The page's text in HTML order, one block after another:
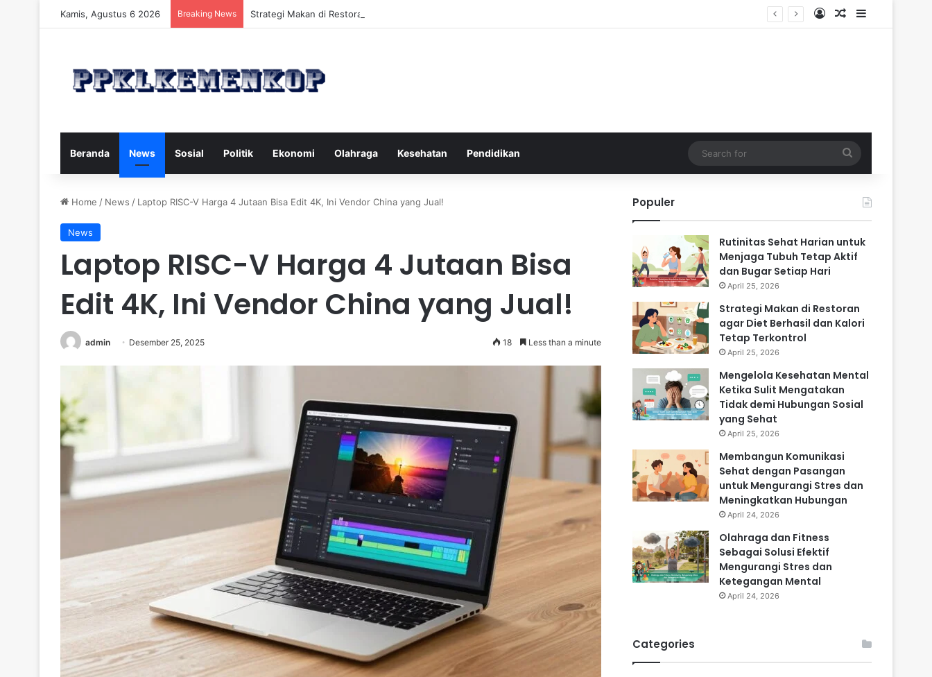
Kamis, Agustus 6 2026 Breaking News Strategi Makan di Restoran agar Diet Berhasil dan Kalori Tetap Terkontrol Log InRandom Article
Sidebar
Beranda News Sosial Politik Ekonomi Olahraga Kesehatan Pendidikan
for
Home / News / Laptop RISC-V Harga 4 Jutaan Bisa Edit 4K, Ini Vendor China yang Jual!
News
Laptop RISC-V Harga 4 Jutaan Bisa
Edit 4K, Ini Vendor China yang Jual!
admin Desember 25, 2025 18 Less than a minute
Populer
Rutinitas Sehat Harian untuk
Menjaga Tubuh Tetap Aktif
dan Bugar Setiap Hari
April 25, 2026
Strategi Makan di Restoran
agar Diet Berhasil dan Kalori
Tetap Terkontrol
April 25, 2026
Mengelola Kesehatan Mental
Ketika Sulit Mengatakan
Tidak demi Hubungan Sosial
yang Sehat
April 25, 2026
Membangun Komunikasi
Sehat dengan Pasangan
untuk Mengurangi Stres dan
Meningkatkan Hubungan
April 24, 2026
Olahraga dan Fitness
Sebagai Solusi Efektif
Mengurangi Stres dan
Ketegangan Mental
April 24, 2026
Categories